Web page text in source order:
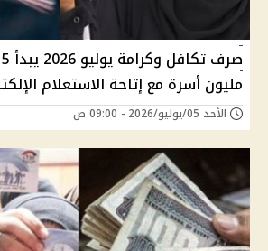
مليون أسرة مع إتاحة الاستعلام
الأحد 05/يوليو/2026 - 09:00 ص